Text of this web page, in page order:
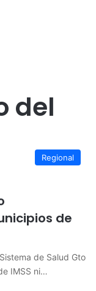
del
Regional
de
de Salud Gto
IMSS ni…